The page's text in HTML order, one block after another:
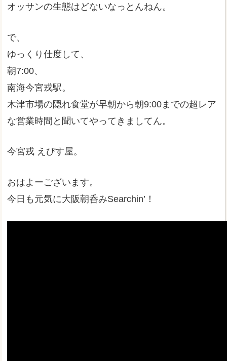
オッサンの生態はどないなっとんねん。
で、
ゆっくり仕度して、
朝7:00、
南海今宮戎駅。
木津市場の隠れ食堂が早朝から朝9:00までの超レア
な営業時間と聞いてやってきましてん。
今宮戎 えびす屋。
おはよーございます。
今日も元気に大阪朝呑みSearchin’！